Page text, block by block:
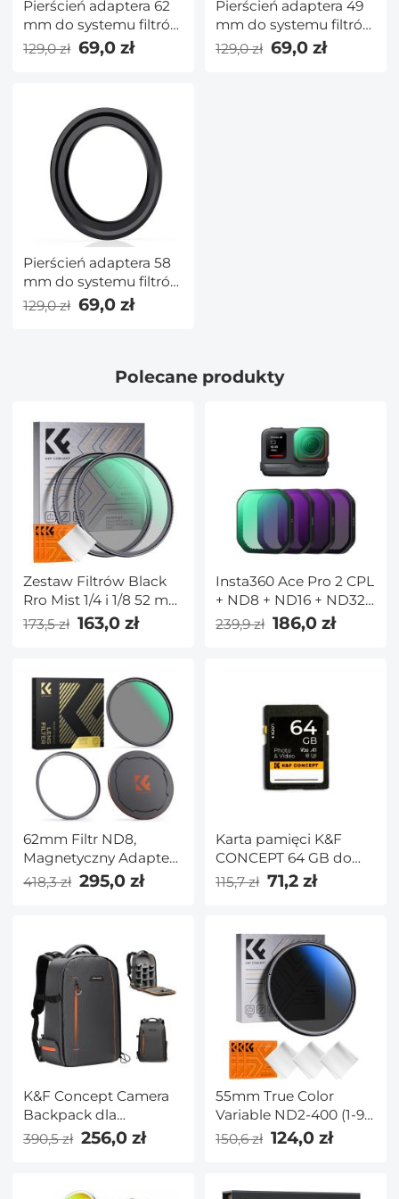
Pierścień adaptera 62
mm do systemu filtrów
kwadratowych 100
mm Pro — seria Nano
129,0 zł 69,0 zł
Pierścień adaptera 49
mm do systemu filtrów
kwadratowych 100
mm Pro — seria Nano
129,0 zł 69,0 zł
Pierścień adaptera 58
mm do systemu filtrów
kwadratowych 100
mm Pro — seria Nano
129,0 zł 69,0 zł
Polecane produkty
Zestaw Filtrów Black
Rro Mist 1/4 i 1/8 52 mm
z 18 Warstwami
173,5 zł 163,0 zł
Insta360 Ace Pro 2 CPL
+ ND8 + ND16 + ND32
4-pak Zestaw filtrów
wielowarstwowe
239,9 zł 186,0 zł
62mm Filtr ND8,
Magnetyczny Adapter
Ring, Pokrywka na
Obiektyw, NANO-X
418,3 zł 295,0 zł
Karta pamięci K&F
CONCEPT 64 GB do
kamery śledzącej U3
V30 prędkość odczytu
do aparatów
cyfrowych i urządzeń
SDXC
115,7 zł 71,2 zł
K&F Concept Camera
Backpack dla
fotografów Duża
wodoodporna torba
przegrodą na
390,5 zł 256,0 zł
55mm True Color
Variable ND2-400 (1-9
Stops) ND Lens Filter
Regulowany filtr o
powłokami
150,6 zł 124,0 zł